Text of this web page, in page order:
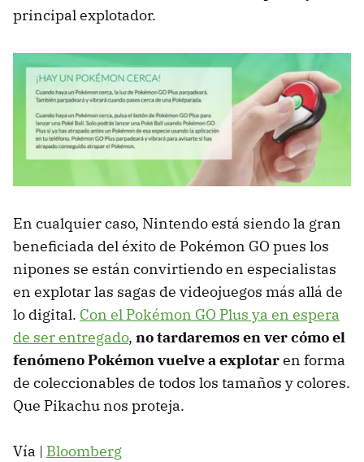
principal explotador.
En cualquier caso, Nintendo está siendo la gran
beneficiada del éxito de Pokémon GO pues los
nipones se están convirtiendo en especialistas
en explotar las sagas de videojuegos más allá de
lo digital. Con el Pokémon GO Plus ya en espera
de ser entregado, no tardaremos en ver cómo el
fenómeno Pokémon vuelve a explotaren forma
de coleccionables de todos los tamaños y colores.
Que Pikachu nos proteja.
Vía | Bloomberg